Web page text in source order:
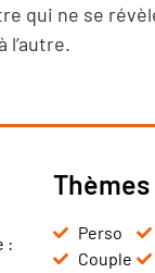
qui ne se
l’autre.
:
Thèmes
Perso
Couple